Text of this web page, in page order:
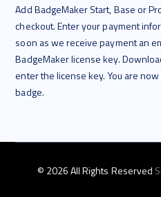
Add BadgeMaker Start, Base or
checkout. Enter your payment
soon as we receive payment an
BadgeMaker license key.
enter the license key. You are
badge.
© 2026 All Rights Reserved